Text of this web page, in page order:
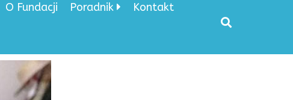
O Fundacji Poradnik Kontakt